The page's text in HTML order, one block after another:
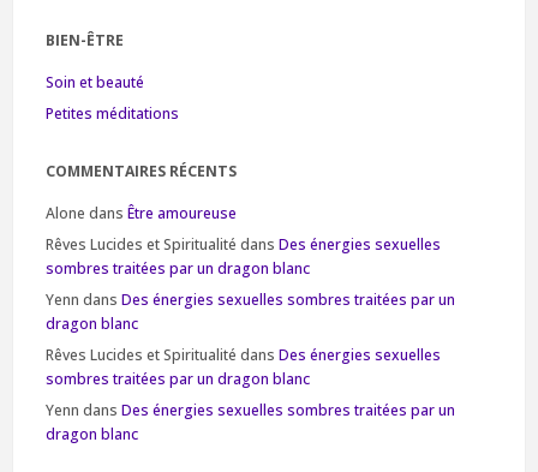
BIEN-ÊTRE
Soin et beauté
Petites méditations
COMMENTAIRES RÉCENTS
Alone dans Être amoureuse
Rêves Lucides et Spiritualité dans Des énergies sexuelles
sombres traitées par un dragon blanc
Yenn dans Des énergies sexuelles sombres traitées par un
dragon blanc
Rêves Lucides et Spiritualité dans Des énergies sexuelles
sombres traitées par un dragon blanc
Yenn dans Des énergies sexuelles sombres traitées par un
dragon blanc